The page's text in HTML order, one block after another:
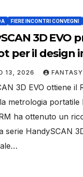
FIERE INCONTRI CONVEGNI
3D EVO
per il design
13, 2026 FANTASY
3D EVO ottiene il
metrologia portatile
ha ottenuto un
serie HandySCAN